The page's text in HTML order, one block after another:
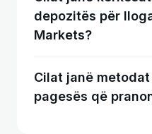
depozitës për
Markets?
Cilat janë
pagesës që